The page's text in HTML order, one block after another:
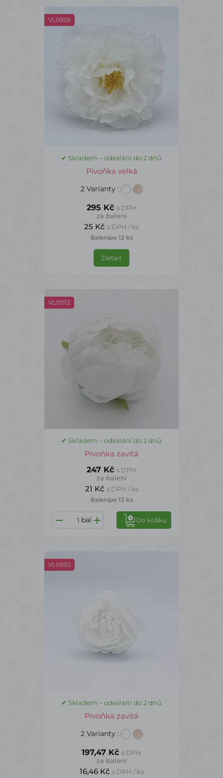
VL0938
✔ Skladem – odeslání do 2 dnů
Pivoňka velká
2 Varianty :
295 Kč s DPH
za balení
25 Kč s DPH / ks
Balenípo 12 ks
Detail
VL0972
✔ Skladem – odeslání do 2 dnů
Pivoňka zavitá
247 Kč s DPH
za balení
21 Kč s DPH / ks
Balenípo 12 ks
bal Do košíku
VL0930
✔ Skladem – odeslání do 2 dnů
Pivoňka zavitá
2 Varianty :
197,47 Kč s DPH
za balení
16,46 Kč s DPH / ks